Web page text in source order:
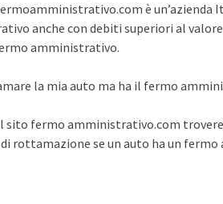
è un’azienda
anche con debiti superiori al
amministrativo.
la mia auto ma ha il fermo
sito fermo amministrativo.com
di rottamazione se un auto ha un